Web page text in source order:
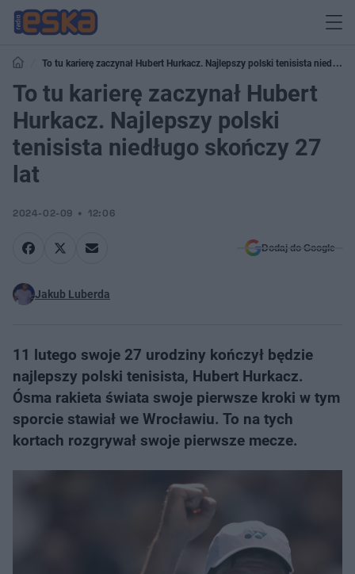
To tu karierę zaczynał Hubert Hurkacz. Najlepszy polski tenisista niedługo
skończy 27 lat
To tu karierę zaczynał Hubert
Hurkacz. Najlepszy polski
tenisista niedługo skończy 27
lat
2024-02-09 12:06
Dodaj do Google
Jakub Luberda
11 lutego swoje 27 urodziny kończył będzie
najlepszy polski tenisista, Hubert Hurkacz.
Ósma rakieta świata swoje pierwsze kroki w tym
sporcie stawiał we Wrocławiu. To na tych
kortach rozgrywał swoje pierwsze mecze.